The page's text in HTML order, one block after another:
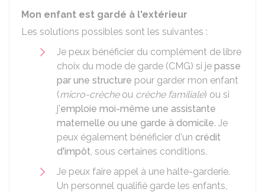
Mon enfant est gardé à l'extérieur
Les solutions possibles sont les suivantes :
Je peux bénéficier du complément de libre
choix du mode de garde (CMG) si je passe
par une structure pour garder mon enfant
(micro-crècheou crèche familiale) ou si
j'emploie moi-même une assistante
maternelle ou une garde à domicile. Je
peux également bénéficier d'un crédit
d'impôt, sous certaines conditions.
Je peux faire appel à une halte-garderie.
Un personnel qualifié garde les enfants,